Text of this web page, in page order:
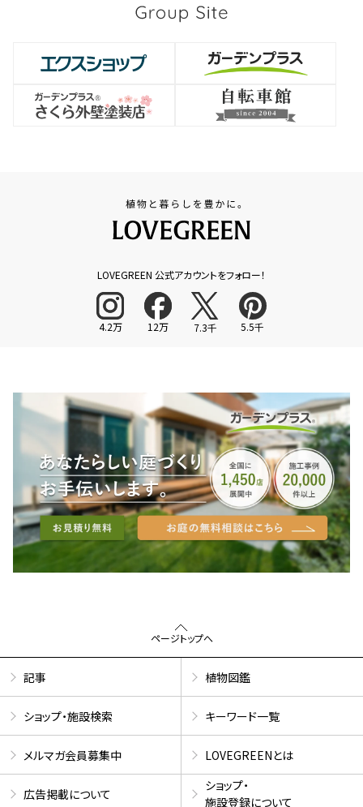
LOVEGREEN 公式アカウントをフォロー！
4.2万 12万 7.3千 5.5千
ページトップへ
記事 植物図鑑
ショップ・施設検索 キーワード一覧
メルマガ会員募集中 LOVEGREENとは
広告掲載について
ショップ・
施設登録について